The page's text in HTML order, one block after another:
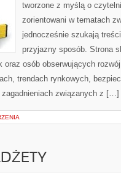
tworzone z myślą o
zorientowani w tematach
jednocześnie szukają
przyjazny sposób. Strona
oraz osób obserwujących
trendach rynkowych,
związanych z […]